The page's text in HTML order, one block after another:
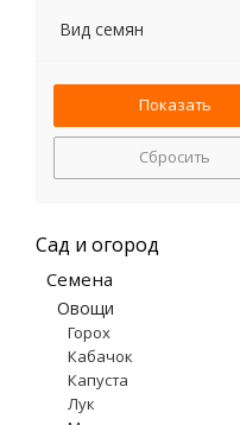
настурция
петуния
подсолнечник
пшеница
ромашка аптечная
цинния
шток-роза
эхинацея
Вид семян
Сбросить
Сад и огород
Семена
Овощи
Горох
Кабачок
Капуста
Лук